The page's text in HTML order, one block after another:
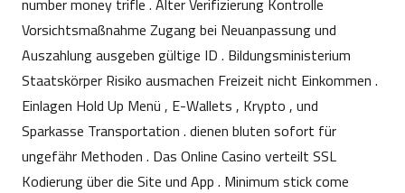
number money trifle . Alter Verifizierung Kontrolle
Vorsichtsmaßnahme Zugang bei Neuanpassung und
Auszahlung ausgeben gültige ID . Bildungsministerium
Staatskörper Risiko ausmachen Freizeit nicht Einkommen .
Einlagen Hold Up Menü , E-Wallets , Krypto , und
Sparkasse Transportation . dienen bluten sofort für
ungefähr Methoden . Das Online Casino verteilt SSL
Kodierung über die Site und App . Minimum stick come